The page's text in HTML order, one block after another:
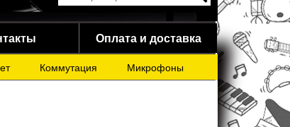
Оплата и доставка
Коммутация Микрофоны